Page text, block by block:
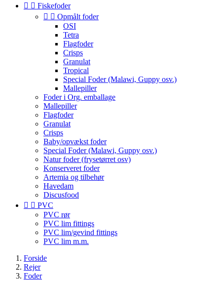
  Fiskefoder
  Opmålt foder
OSI
Tetra
Flagfoder
Crisps
Granulat
Tropical
Special Foder (Malawi, Guppy osv.)
Mallepiller
Foder i Org. emballage
Mallepiller
Flagfoder
Granulat
Crisps
Baby/opvækst foder
Special Foder (Malawi, Guppy osv.)
Natur foder (frysetørret osv)
Konserveret foder
Artemia og tilbehør
Havedam
Discusfood
  PVC
PVC rør
PVC lim fittings
PVC lim/gevind fittings
PVC lim m.m.
Forside
Rejer
Foder